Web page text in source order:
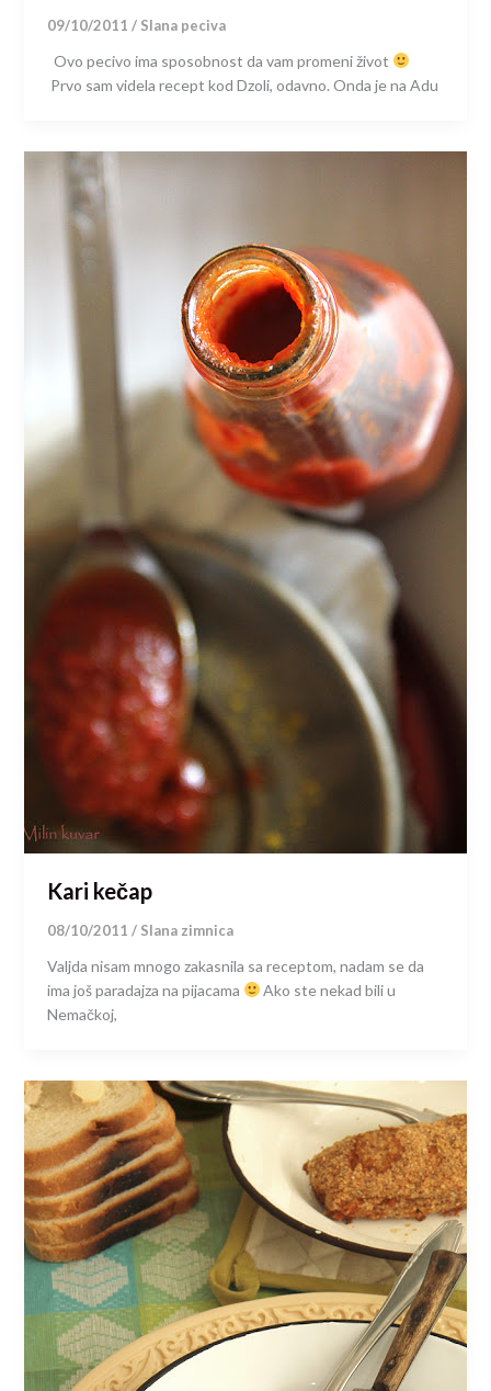
09/10/2011 / Slana peciva
Ovo pecivo ima sposobnost da vam promeni život
Prvo sam videla recept kod Dzoli, odavno. Onda je na Adu
Kari kečap
08/10/2011 / Slana zimnica
Valjda nisam mnogo zakasnila sa receptom, nadam se da
ima još paradajza na pijacama
Ako ste nekad bili u
Nemačkoj,
×